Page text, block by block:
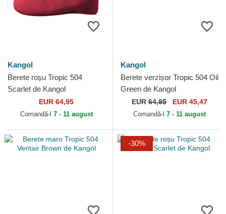
Kangol
Berete roșu Tropic 504
Scarlet de Kangol
EUR 64,95
Comandă-l 7 - 11 august
Kangol
Berete verzișor Tropic 504 Oil
Green de Kangol
EUR 64,95 EUR 45,47
Comandă-l 7 - 11 august
-30%